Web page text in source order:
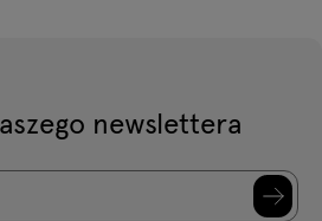
newslettera